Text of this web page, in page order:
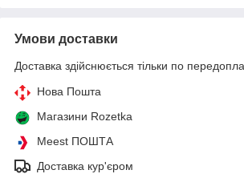
Умови доставки
Доставка здійснюється тільки по
Нова Пошта
Магазини Rozetka
Meest ПОШТА
Доставка кур'єром